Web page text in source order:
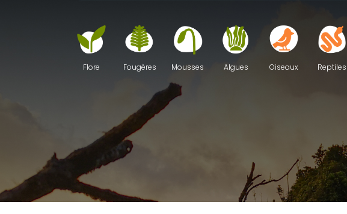
Flore Fougères Mousses Algues Oiseaux Reptiles